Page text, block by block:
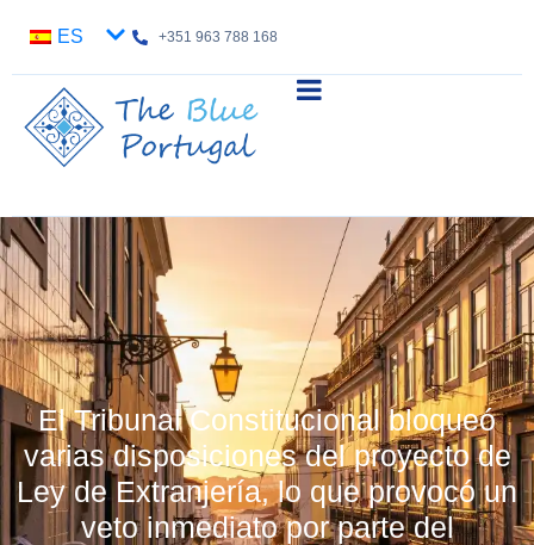
ES +351 963 788 168
El Tribunal Constitucional bloqueó
varias disposiciones del proyecto de
Ley de Extranjería, lo que provocó un
veto inmediato por parte del